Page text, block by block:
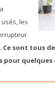
les
Ce sont tous
quelques